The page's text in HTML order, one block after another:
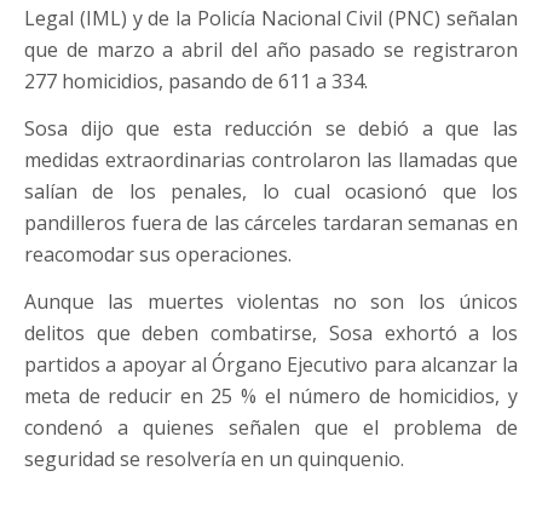
Legal (IML) y de la Policía Nacional Civil (PNC) señalan
que de marzo a abril del año pasado se registraron
277 homicidios, pasando de 611 a 334.
Sosa dijo que esta reducción se debió a que las
medidas extraordinarias controlaron las llamadas que
salían de los penales, lo cual ocasionó que los
pandilleros fuera de las cárceles tardaran semanas en
reacomodar sus operaciones.
Aunque las muertes violentas no son los únicos
delitos que deben combatirse, Sosa exhortó a los
partidos a apoyar al Órgano Ejecutivo para alcanzar la
meta de reducir en 25 % el número de homicidios, y
condenó a quienes señalen que el problema de
seguridad se resolvería en un quinquenio.